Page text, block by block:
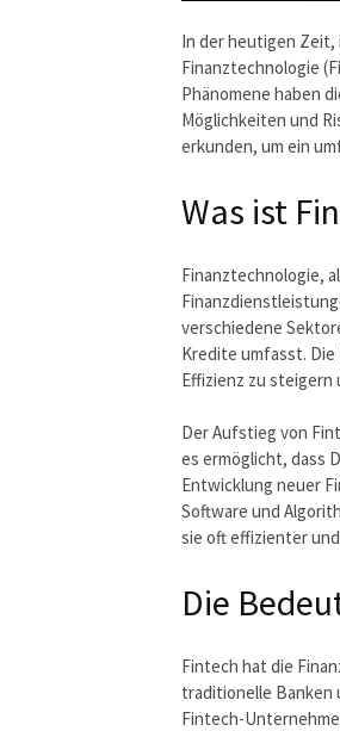
In der heutigen Zeit,
Finanztechnologie
Phänomene haben
Möglichkeiten und
erkunden, um ein
Was ist
Finanztechnologie,
verschiedene
Kredite umfasst.
Effizienz zu steigern
Der Aufstieg von
es ermöglicht, dass
Entwicklung neuer
Software und
sie oft effizienter
Die
Fintech hat die
traditionelle Banken
Fintech-